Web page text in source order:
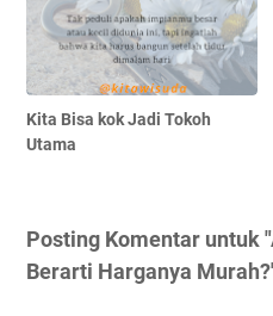
Kita Bisa kok Jadi Tokoh
Utama
Posting Komentar untuk
Berarti Harganya